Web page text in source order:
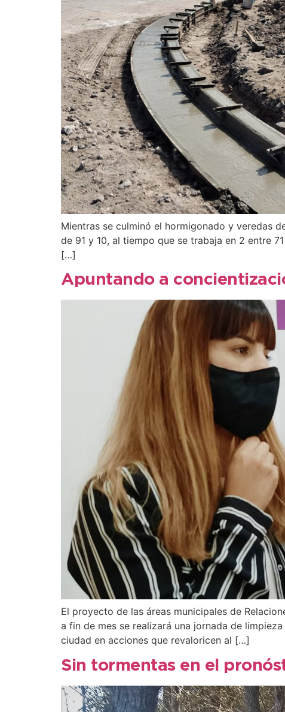
Mientras se culminó el hormigonado y veredas
de 91 y 10, al tiempo que se trabaja en 2 entre
[…]
Apuntando a
El proyecto de las áreas municipales de
a fin de mes se realizará una jornada de
ciudad en acciones que revaloricen al […]
Sin tormentas en el